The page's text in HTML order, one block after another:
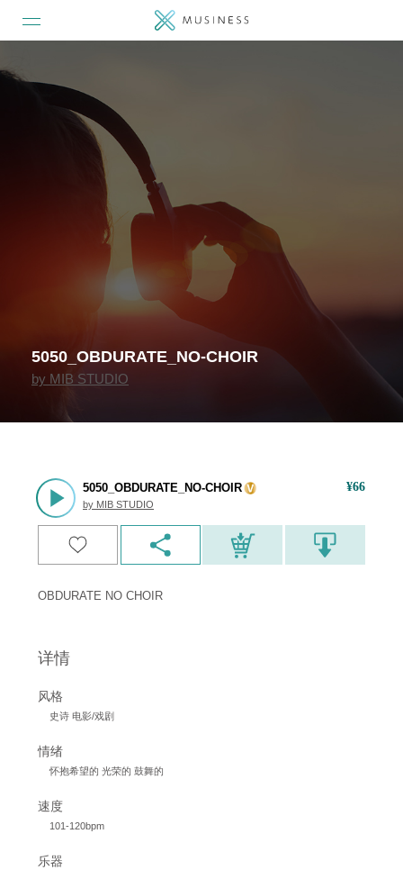
5050_OBDURATE_NO-CHOIR
by MIB STUDIO
5050_OBDURATE_NO-CHOIR
by MIB STUDIO
¥66
OBDURATE NO CHOIR
详情
风格
史诗 电影/戏剧
情绪
怀抱希望的 光荣的 鼓舞的
速度
101-120bpm
乐器